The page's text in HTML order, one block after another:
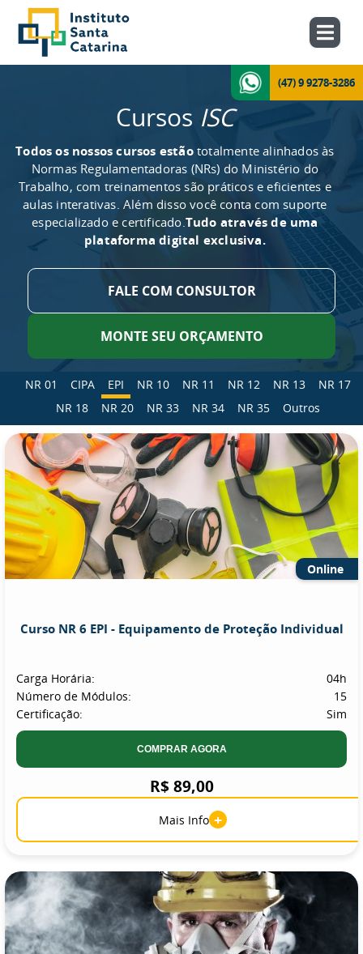
(47) 9 9278-3286
Cursos ISC
Todos os nossos cursos estãototalmente alinhados às
Normas Regulamentadoras (NRs) do Ministério do
Trabalho, com treinamentos são práticos e eficientes e
aulas interativas. Além disso você conta com suporte
especializado e certificado.Tudo através de uma
plataforma digital exclusiva.
FALE COM CONSULTOR
MONTE SEU ORÇAMENTO
NR 01 CIPA EPI NR 10 NR 11 NR 12 NR 13
NR 17
NR 18
NR 20 NR 33 NR 34 NR 35 Outros
Online
Curso NR 6 EPI - Equipamento de Proteção Individual
Carga Horária:
04h
Número de Módulos:
15
Certificação:
Sim
COMPRAR AGORA
R$ 89,00
Mais Info +